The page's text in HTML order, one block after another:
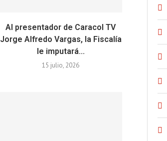
Al presentador de Caracol TV
Jorge Alfredo Vargas, la Fiscalía
le imputará...
15 julio, 2026